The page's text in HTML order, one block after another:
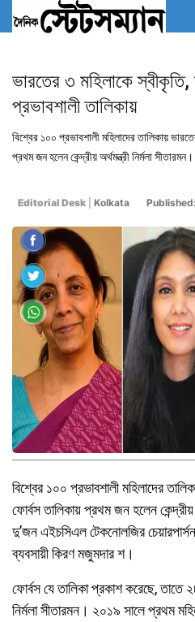
ভারতের ৩ মহিলাকে স্বীকৃতি,
প্রভাবশালী তালিকায়
বিশ্বের ১০০ প্রভাবশালী মহিলাদের তালিকায়
প্রথম জন হলেন কেন্দ্রীয় অর্থমন্ত্রী নির্মলা সীতারমন।
Editorial Desk Kolkata
বিশ্বের ১০০ প্রভাবশালী মহিলাদের
ফোর্বস তালিকায় প্রথম জন হলেন কেন্দ্রীয়
দু’জন এইচসিএল টেকনোলজির
ব্যবসায়ী কিরণ মজুমদার শ।
ফোর্বস যে তালিকা প্রকাশ করেছে, তাতে
নির্মলা সীতারমন। ২০১৯ সালে প্রথম